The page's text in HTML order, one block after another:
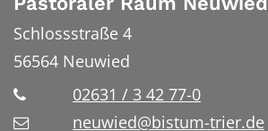
Schlossstraße 4
56564 Neuwied
02631 / 3 42 77-0
neuwied@bistum-trier.de